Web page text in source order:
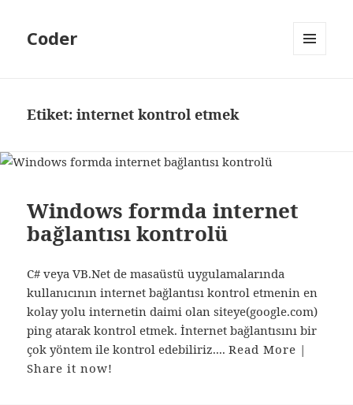
Coder
Etiket:internet kontrol etmek
Windows formda internet
bağlantısı kontrolü
C# veya VB.Net de masaüstü uygulamalarında
kullanıcının internet bağlantısı kontrol etmenin en
kolay yolu internetin daimi olan siteye(google.com)
ping atarak kontrol etmek. İnternet bağlantısını bir
çok yöntem ile kontrol edebiliriz....Read More |
Share it now!